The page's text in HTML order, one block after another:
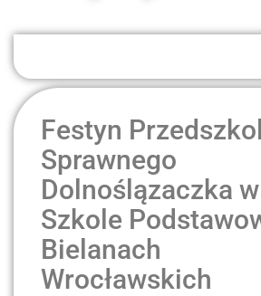
Festyn
Sprawnego
Dolnoślązaczka w
Szkole
Bielanach
Wrocławskich